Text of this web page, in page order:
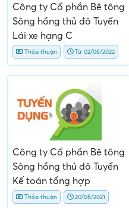
Công ty Cổ phần Bê tông
Sông hồng thủ đô Tuyển
Lái xe hạng C
Thỏa thuận Từ 02/06/2022
Công ty Cổ phần Bê tông
Sông hồng thủ đô Tuyển
Kế toán tổng hợp
Thỏa thuận 20/06/2021